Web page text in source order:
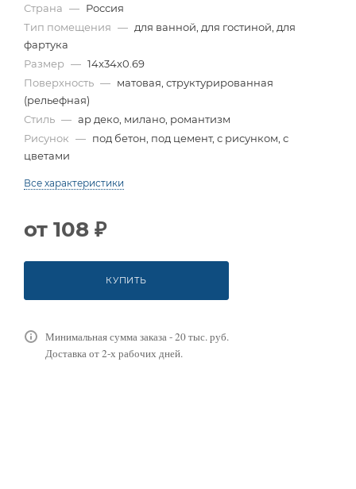
Страна — Россия
Тип помещения — для ванной, для гостиной, для
фартука
Размер — 14x34x0.69
Поверхность — матовая, структурированная
(рельефная)
Стиль — ар деко, милано, романтизм
Рисунок — под бетон, под цемент, с рисунком, с
цветами
Все характеристики
от 108 ₽
КУПИТЬ
Минимальная сумма заказа - 20 тыс. руб.
Доставка от 2-х рабочих дней.